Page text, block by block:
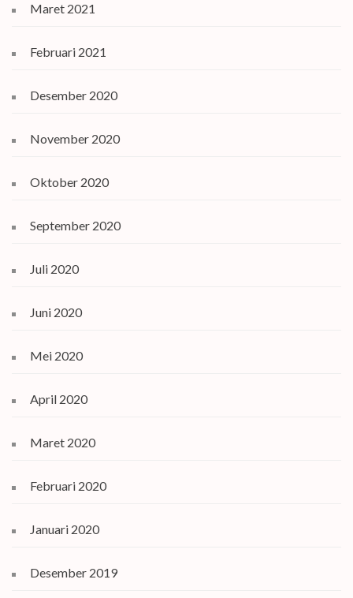
Maret 2021
Februari 2021
Desember 2020
November 2020
Oktober 2020
September 2020
Juli 2020
Juni 2020
Mei 2020
April 2020
Maret 2020
Februari 2020
Januari 2020
Desember 2019